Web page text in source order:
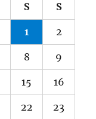
S S
1 2
8 9
15 16
22 23